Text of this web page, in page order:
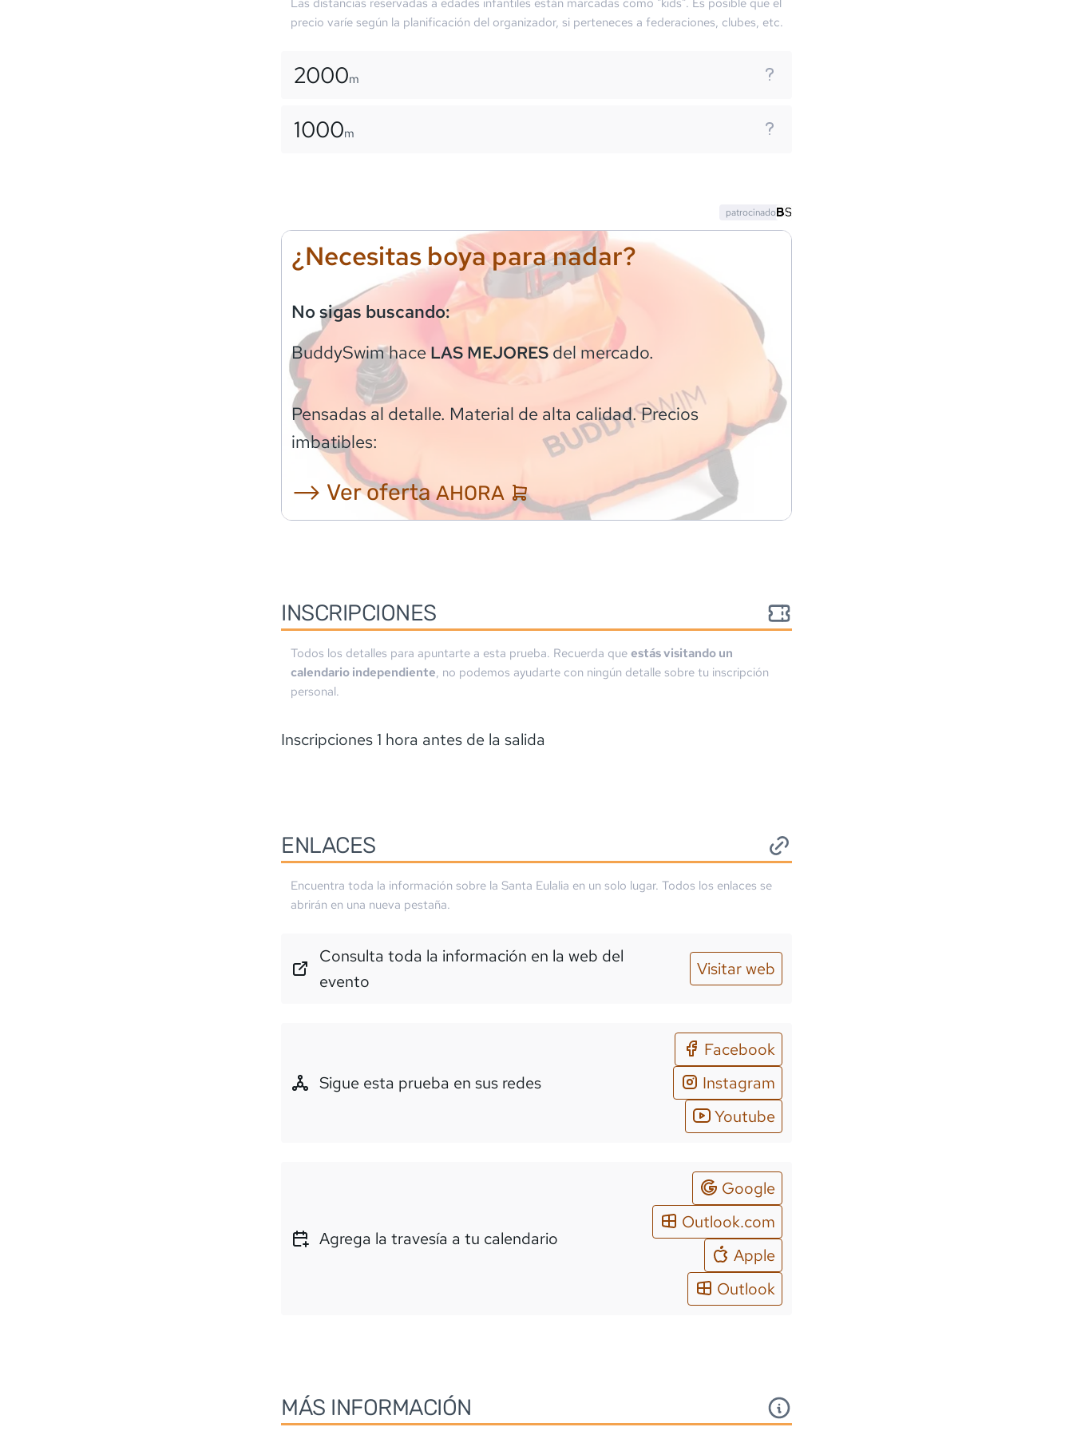
Las distancias reservadas a edades infantiles están marcadas como "kids". Es posible que el
precio varíe según la planificación del organizador, si perteneces a federaciones, clubes, etc.
2000m
1000m
¿Necesitas boya para nadar?
No sigas buscando:
BuddySwimhaceLAS MEJORESdel mercado.
Pensadas al detalle. Material de alta calidad. Precios
imbatibles:
⟶ Ver ofertaAHORA
patrocinado
INSCRIPCIONES
Todos los detalles para apuntarte a esta prueba. Recuerda que estás visitando un
calendario independiente, no podemos ayudarte con ningún detalle sobre tu inscripción
personal.
Inscripciones 1 hora antes de la salida
ENLACES
Encuentra toda la información sobre la Santa Eulalia en un solo lugar. Todos los enlaces se
abrirán en una nueva pestaña.
Consulta toda la información en la web del
evento
Visitar web
Sigue esta prueba en sus redes
Facebook
Instagram
Youtube
Agrega la travesía a tu calendario
Google
Outlook.com
Apple
Outlook
MÁS INFORMACIÓN